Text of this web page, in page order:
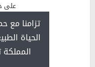
تزامنا مع
الحياة